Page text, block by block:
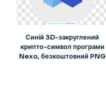
Синій 3D-закруглений
крипто-символ програми
Nexo, безкоштовний PNG